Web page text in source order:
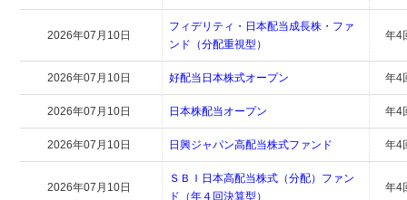
2026年07月10日
フィデリティ・日本配当成長株・ファ
ンド（分配重視型）
年4
2026年07月10日 好配当日本株式オープン 年4
2026年07月10日 日本株配当オープン 年4
2026年07月10日 日興ジャパン高配当株式ファンド 年4
2026年07月10日
ＳＢＩ日本高配当株式（分配）ファン
ド（年４回決算型）
年4